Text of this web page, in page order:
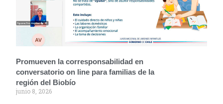
Promueven la corresponsabilidad en
conversatorio on line para familias de la
región del Biobío
junio 8, 2026